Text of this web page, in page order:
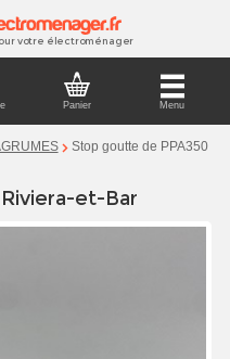
votre électroménager
Panier Menu
Stop goutte de PPA350
et-Bar